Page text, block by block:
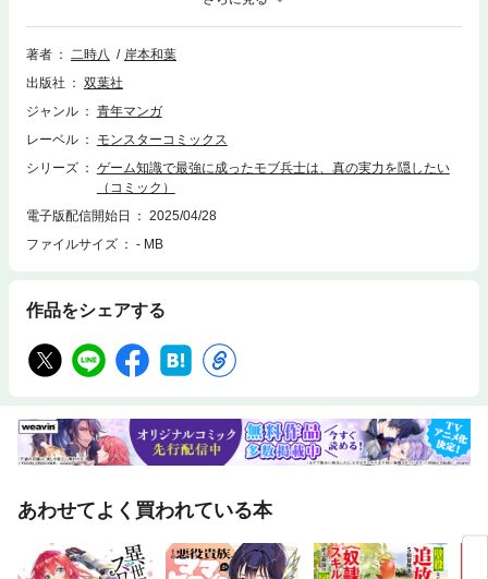
で最強に成ったシルヴァは自分が好きだったゲームシナリオを間近で見る
ためシナリオに影響がないように目立たず生きようと決意するが、推しヒ
ロイン達にその実力が知れてしまい自身の想いとは裏腹に物語の中心にな
幕！
著者 二時八
岸本和葉
出版社
双葉社
ジャンル
青年マンガ
レーベル
モンスターコミックス
シリーズ
ゲーム知識で最強に成ったモブ兵士は、真の実力を隠したい
（コミック）
電子版配信開始日
2025/04/28
ファイルサイズ
- MB
作品をシェアする
あわせてよく買われている本